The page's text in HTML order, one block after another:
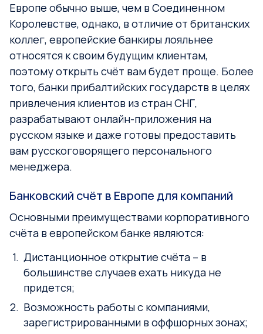
Европе обычно выше, чем в Соединенном
Королевстве, однако, в отличие от британских
коллег, европейские банкиры лояльнее
относятся к своим будущим клиентам,
поэтому открыть счёт вам будет проще. Более
того, банки прибалтийских государств в целях
привлечения клиентов из стран СНГ,
разрабатывают онлайн-приложения на
русском языке и даже готовы предоставить
вам русскоговорящего персонального
менеджера.
Банковский счёт в Европе для компаний
Основными преимуществами корпоративного
счёта в европейском банке являются:
Дистанционное открытие счёта – в
большинстве случаев ехать никуда не
придется;
Возможность работы с компаниями,
зарегистрированными в оффшорных зонах;